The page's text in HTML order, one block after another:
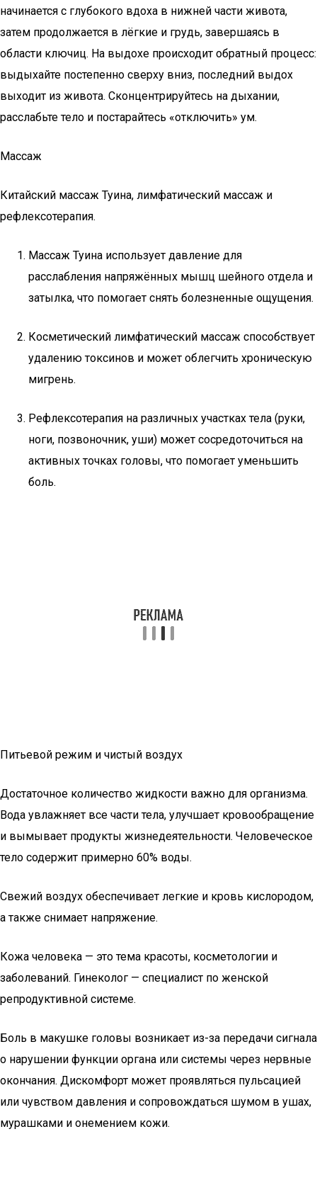
начинается с глубокого вдоха в нижней части живота,
затем продолжается в лёгкие и грудь, завершаясь в
области ключиц. На выдохе происходит обратный процесс:
выдыхайте постепенно сверху вниз, последний выдох
выходит из живота. Сконцентрируйтесь на дыхании,
расслабьте тело и постарайтесь «отключить» ум.
Массаж
Китайский массаж Туина, лимфатический массаж и
рефлексотерапия.
Массаж Туина использует давление для
расслабления напряжённых мышц шейного отдела и
затылка, что помогает снять болезненные ощущения.
Косметический лимфатический массаж способствует
удалению токсинов и может облегчить хроническую
мигрень.
Рефлексотерапия на различных участках тела (руки,
ноги, позвоночник, уши) может сосредоточиться на
активных точках головы, что помогает уменьшить
боль.
Питьевой режим и чистый воздух
Достаточное количество жидкости важно для организма.
Вода увлажняет все части тела, улучшает кровообращение
и вымывает продукты жизнедеятельности. Человеческое
тело содержит примерно 60% воды.
Свежий воздух обеспечивает легкие и кровь кислородом,
а также снимает напряжение.
Кожа человека — это тема красоты, косметологии и
заболеваний. Гинеколог — специалист по женской
репродуктивной системе.
Боль в макушке головы возникает из-за передачи сигнала
о нарушении функции органа или системы через нервные
окончания. Дискомфорт может проявляться пульсацией
или чувством давления и сопровождаться шумом в ушах,
мурашками и онемением кожи.